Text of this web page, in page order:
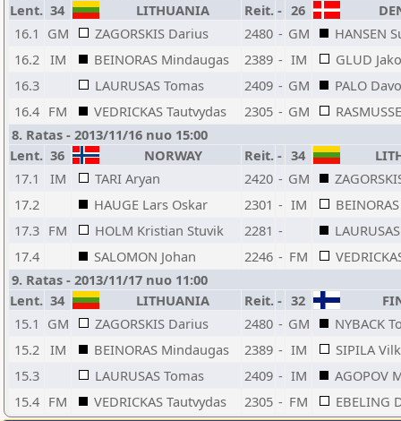
Lent. 34 LITHUANIA Reit. - 26
16.1 GM ZAGORSKIS Darius 2480 - GM
HANSEN
16.2 IM BEINORAS Mindaugas 2389 - IM
GLUD
16.3
LAURUSAS Tomas 2409 - GM
PALO
16.4 FM VEDRICKAS Tautvydas 2305 - GM
8. Ratas - 2013/11/16 nuo 15:00
Lent. 36 NORWAY Reit. - 34
17.1
IM TARI Aryan 2420 - GM
17.2
HAUGE Lars Oskar 2301 - IM
17.3 FM HOLM Kristian Stuvik 2281 -
17.4
SALOMON Johan 2246 - FM
9. Ratas - 2013/11/17 nuo 11:00
Lent. 34 LITHUANIA Reit. - 32
15.1 GM ZAGORSKIS Darius 2480 - GM
NYBACK
15.2 IM BEINORAS Mindaugas 2389 - IM
SIPILA
15.3
LAURUSAS Tomas 2409 - IM
AGOPOV
15.4 FM VEDRICKAS Tautvydas 2305 - FM EBELING